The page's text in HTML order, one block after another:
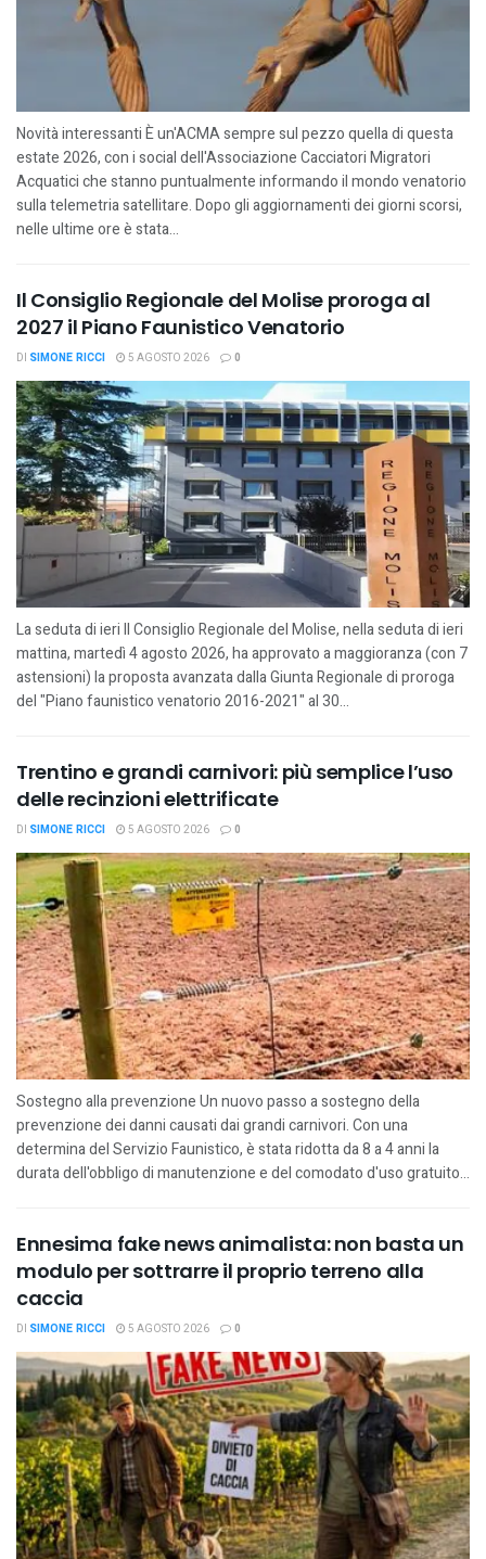
Novità interessanti È un'ACMA sempre sul pezzo quella di questa
estate 2026, con i social dell'Associazione Cacciatori Migratori
Acquatici che stanno puntualmente informando il mondo venatorio
sulla telemetria satellitare. Dopo gli aggiornamenti dei giorni scorsi,
nelle ultime ore è stata...
Il Consiglio Regionale del Molise proroga al
2027 il Piano Faunistico Venatorio
DI SIMONE RICCI 5 AGOSTO 2026 0
La seduta di ieri Il Consiglio Regionale del Molise, nella seduta di ieri
mattina, martedì 4 agosto 2026, ha approvato a maggioranza (con 7
astensioni) la proposta avanzata dalla Giunta Regionale di proroga
del "Piano faunistico venatorio 2016-2021" al 30...
Trentino e grandi carnivori: più semplice l’uso
delle recinzioni elettrificate
DI SIMONE RICCI 5 AGOSTO 2026 0
Sostegno alla prevenzione Un nuovo passo a sostegno della
prevenzione dei danni causati dai grandi carnivori. Con una
determina del Servizio Faunistico, è stata ridotta da 8 a 4 anni la
durata dell'obbligo di manutenzione e del comodato d'uso gratuito...
Ennesima fake news animalista: non basta un
modulo per sottrarre il proprio terreno alla
caccia
DI SIMONE RICCI 5 AGOSTO 2026 0